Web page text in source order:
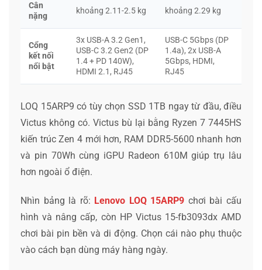
Cân
nặng
khoảng 2.11-2.5 kg khoảng 2.29 kg
Cổng
kết nối
nổi bật
3x USB-A 3.2 Gen1,
USB-C 3.2 Gen2 (DP
1.4 + PD 140W),
HDMI 2.1, RJ45
USB-C 5Gbps (DP
1.4a), 2x USB-A
5Gbps, HDMI,
RJ45
LOQ 15ARP9 có tùy chọn SSD 1TB ngay từ đầu, điều
Victus không có. Victus bù lại bằng Ryzen 7 7445HS
kiến trúc Zen 4 mới hơn, RAM DDR5-5600 nhanh hơn
và pin 70Wh cùng iGPU Radeon 610M giúp trụ lâu
hơn ngoài ổ điện.
Nhìn bảng là rõ: Lenovo LOQ 15ARP9 chơi bài cấu
hình và nâng cấp, còn HP Victus 15-fb3093dx AMD
chơi bài pin bền và di động. Chọn cái nào phụ thuộc
vào cách bạn dùng máy hàng ngày.